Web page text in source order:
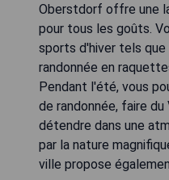
Oberstdorf offre une
pour tous les goûts.
sports d'hiver tels
randonnée en
Pendant l'été, vous
de randonnée, faire
détendre dans une
par la nature
ville propose